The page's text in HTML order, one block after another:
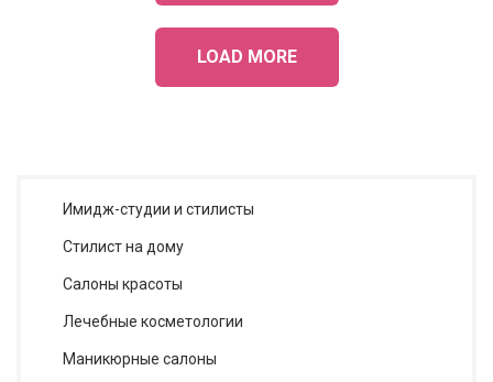
LOAD MORE
Имидж-студии и стилисты
Стилист на дому
Салоны красоты
Лечебные косметологии
Маникюрные салоны